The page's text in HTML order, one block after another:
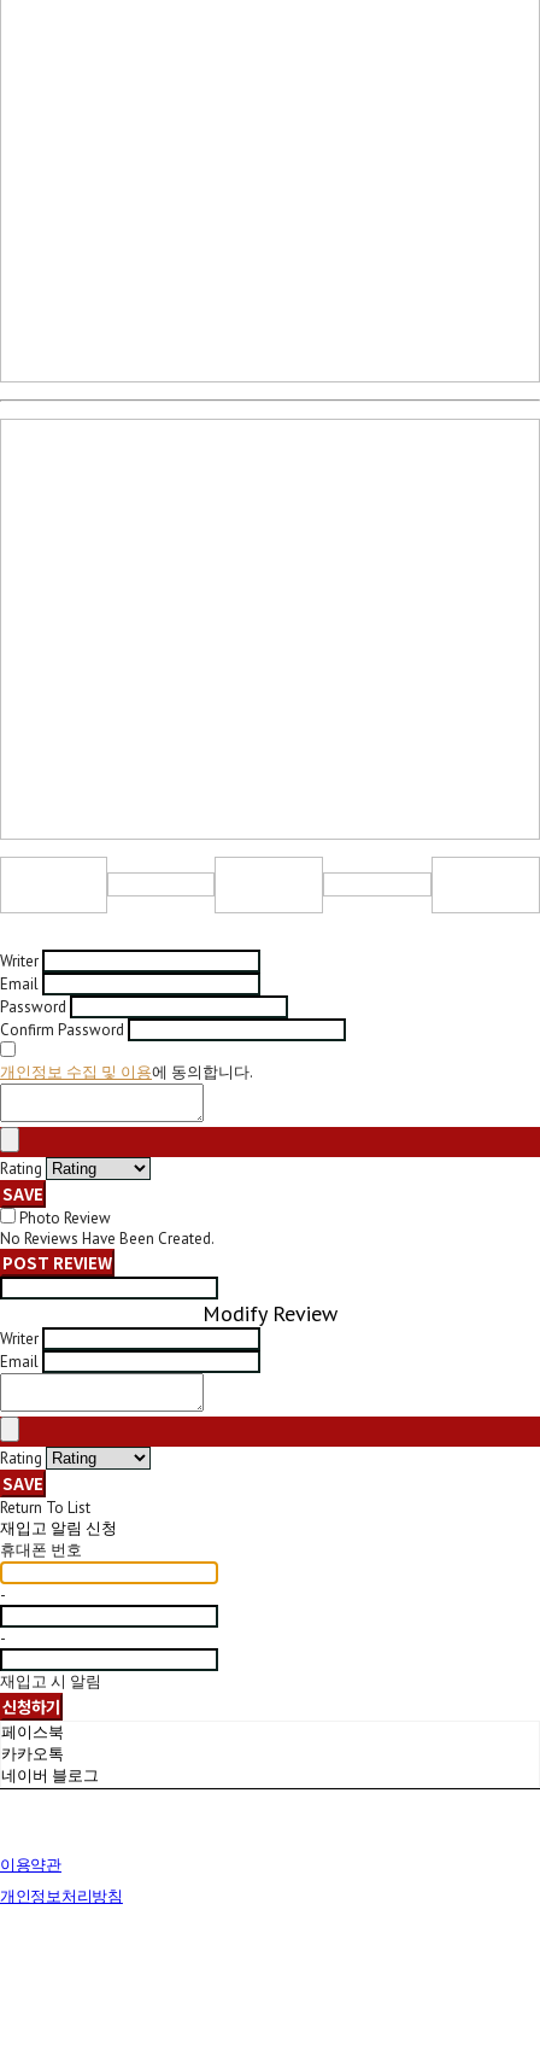
Writer
Email
Password
Confirm Password
개인정보 수집 및 이용에 동의합니다.
Rating
SAVE
Photo Review
No Reviews Have Been Created.
POST REVIEW
Modify Review
Writer
Email
Rating
SAVE
Return To List
재입고 알림 신청
휴대폰 번호
-
-
재입고 시 알림
신청하기
페이스북
카카오톡
네이버 블로그
이용약관
개인정보처리방침